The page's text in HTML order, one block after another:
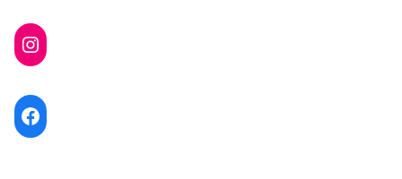
Instagram
Facebook